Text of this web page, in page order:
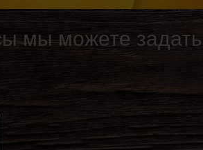
мы можете задать